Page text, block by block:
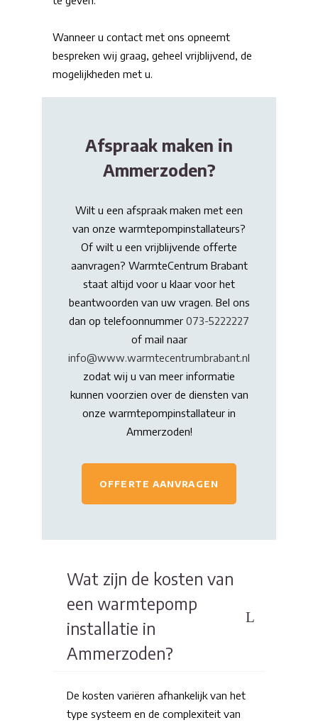
Wanneer u contact met ons opneemt
bespreken wij graag, geheel vrijblijvend, de
mogelijkheden met u.
Afspraak maken in
Ammerzoden?
Wilt u een afspraak maken met een
van onze warmtepompinstallateurs?
Of wilt u een vrijblijvende offerte
aanvragen? WarmteCentrum Brabant
staat altijd voor u klaar voor het
beantwoorden van uw vragen. Bel ons
dan op telefoonnummer 073-5222227
of mail naar
info@www.warmtecentrumbrabant.nl
zodat wij u van meer informatie
kunnen voorzien over de diensten van
onze warmtepompinstallateur in
Ammerzoden!
OFFERTE AANVRAGEN
Wat zijn de kosten van
een warmtepomp
installatie in
Ammerzoden?
De kosten variëren afhankelijk van het
type systeem en de complexiteit van